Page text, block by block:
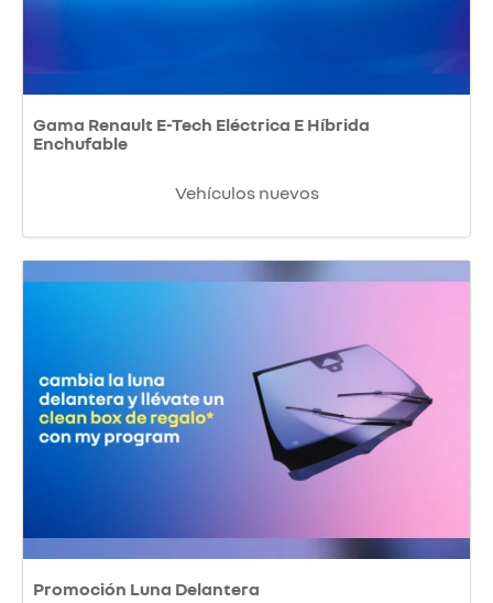
Gama Renault E-Tech Eléctrica E Híbrida
Enchufable
Vehículos nuevos
Promoción Luna Delantera